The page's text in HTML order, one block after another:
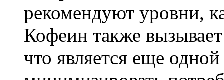
рекомендуют уровни,
Кофеин также
что является еще